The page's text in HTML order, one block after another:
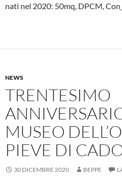
nati nel 2020: 50mq, DPCM,
NEWS
TRENTESIMO
MUSEO
PIEVE DI
30 DICEMBRE 2020 BEPPE